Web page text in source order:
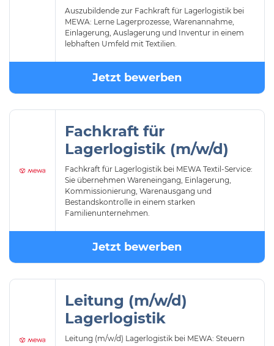
Auszubildende zur Fachkraft für Lagerlogistik bei
MEWA: Lerne Lagerprozesse, Warenannahme,
Einlagerung, Auslagerung und Inventur in einem
lebhaften Umfeld mit Textilien.
Jetzt bewerben
Fachkraft für
Lagerlogistik (m/w/d)
Fachkraft für Lagerlogistik bei MEWA Textil-Service:
Sie übernehmen Wareneingang, Einlagerung,
Kommissionierung, Warenausgang und
Bestandskontrolle in einem starken
Familienunternehmen.
Jetzt bewerben
Leitung (m/w/d)
Lagerlogistik
Leitung (m/w/d) Lagerlogistik bei MEWA: Steuern